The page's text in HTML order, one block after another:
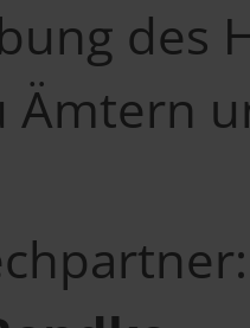
des
Ämtern